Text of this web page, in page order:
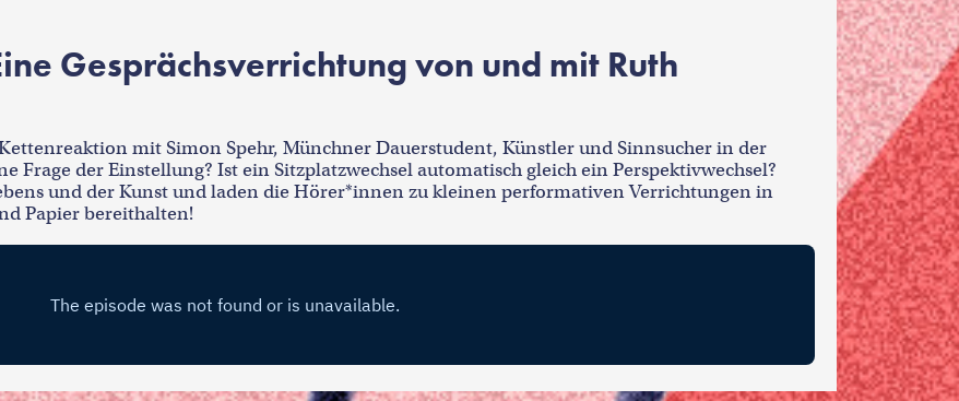
Gesprächsverrichtung von und mit Ruth
mit Simon Spehr, Münchner Dauerstudent, Künstler und Sinnsucher in der
Frage der Einstellung? Ist ein Sitzplatzwechsel automatisch gleich ein Perspektivwechsel?
und der Kunst und laden die Hörer*innen zu kleinen performativen Verrichtungen in
Papier bereithalten!